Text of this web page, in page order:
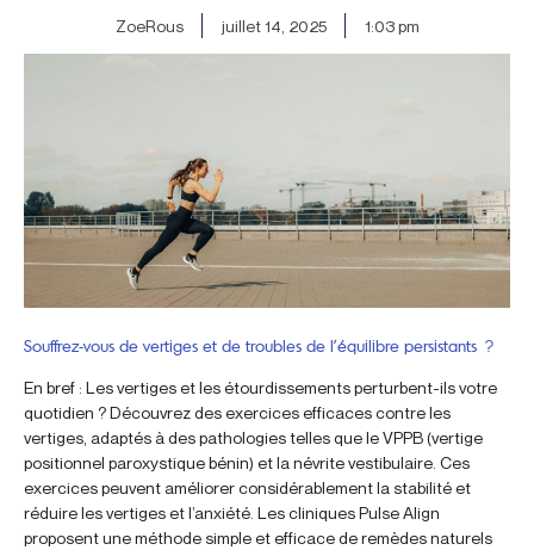
ZoeRous juillet 14, 2025 1:03 pm
Souffrez-vous de vertiges et de troubles de l’équilibre persistants ?
En bref : Les vertiges et les étourdissements perturbent-ils votre
quotidien ? Découvrez des exercices efficaces contre les
vertiges, adaptés à des pathologies telles que le VPPB (vertige
positionnel paroxystique bénin) et la névrite vestibulaire. Ces
exercices peuvent améliorer considérablement la stabilité et
réduire les vertiges et l’anxiété. Les cliniques Pulse Align
proposent une méthode simple et efficace de remèdes naturels